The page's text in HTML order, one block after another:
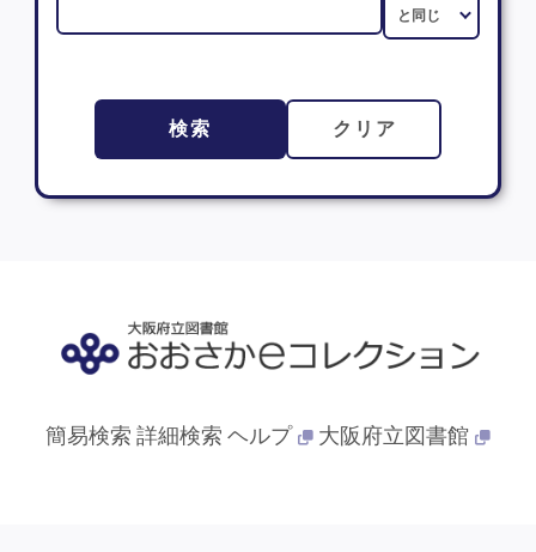
検索 クリア
簡易検索 詳細検索 ヘルプ 大阪府立図書館